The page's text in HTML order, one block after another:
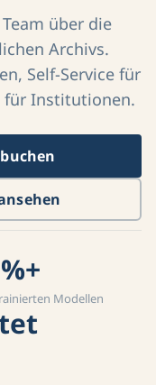
über die
Archivs.
Self-Service für
für Institutionen.
Modellen